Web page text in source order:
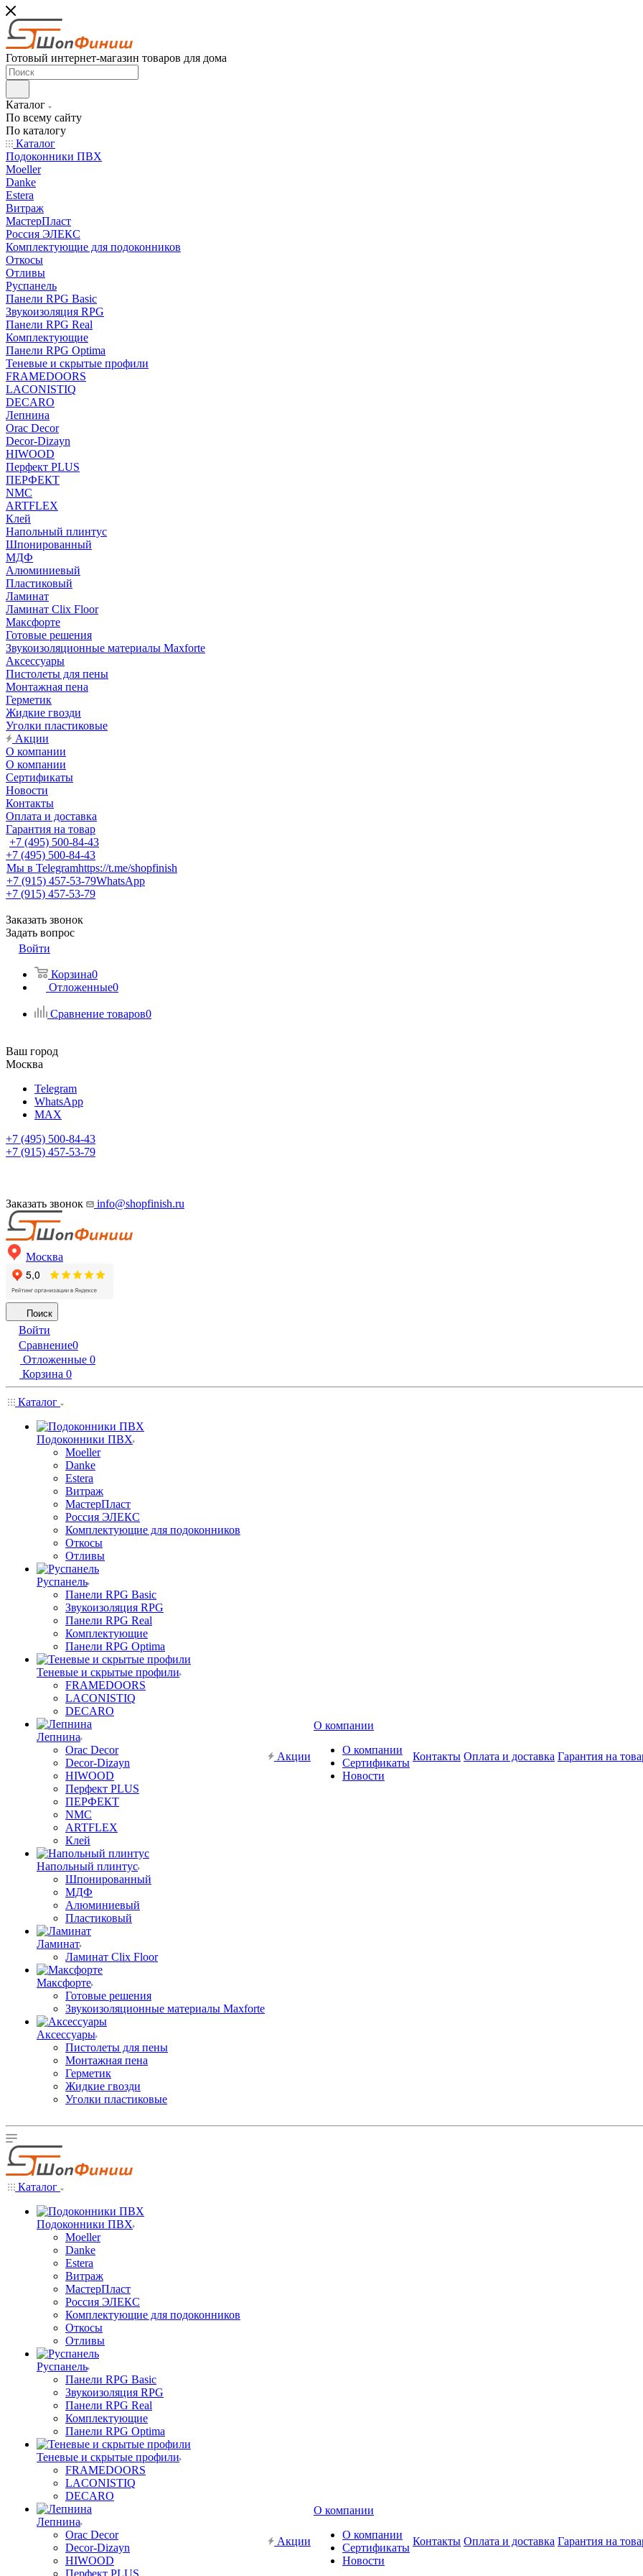
Готовый интернет-магазин товаров для дома
Каталог
По всему сайту
По каталогу
Каталог
Подоконники ПВХ
Moeller
Danke
Estera
Витраж
МастерПласт
Россия ЭЛЕКС
Комплектующие для подоконников
Откосы
Отливы
Руспанель
Панели RPG Basic
Звукоизоляция RPG
Панели RPG Real
Комплектующие
Панели RPG Optima
Теневые и скрытые профили
FRAMEDOORS
LACONISTIQ
DECARO
Лепнина
Orac Decor
Decor-Dizayn
HIWOOD
Перфект PLUS
ПЕРФЕКТ
NMC
ARTFLEX
Клей
Напольный плинтус
Шпонированный
МДФ
Алюминиевый
Пластиковый
Ламинат
Ламинат Clix Floor
Максфорте
Готовые решения
Звукоизоляционные материалы Maxforte
Аксессуары
Пистолеты для пены
Монтажная пена
Герметик
Жидкие гвозди
Уголки пластиковые
Акции
О компании
О компании
Сертификаты
Новости
Контакты
Оплата и доставка
Гарантия на товар
+7 (495) 500-84-43
+7 (495) 500-84-43
Мы в Telegramhttps://t.me/shopfinish
+7 (915) 457-53-79WhatsApp
+7 (915) 457-53-79
Заказать звонок
Задать вопрос
Войти
Корзина0
Отложенные0
Сравнение товаров0
Ваш город
Москва
Telegram
WhatsApp
MAX
+7 (495) 500-84-43
+7 (915) 457-53-79
Заказать звонок info@shopfinish.ru
Москва
Поиск
Войти
Сравнение0
Отложенные 0
Корзина 0
Каталог
Подоконники ПВХ
Moeller
Danke
Estera
Витраж
МастерПласт
Россия ЭЛЕКС
Комплектующие для подоконников
Откосы
Отливы
Руспанель
Панели RPG Basic
Звукоизоляция RPG
Панели RPG Real
Комплектующие
Панели RPG Optima
Теневые и скрытые профили
FRAMEDOORS
LACONISTIQ
DECARO
Лепнина
Orac Decor
Decor-Dizayn
HIWOOD
Перфект PLUS
ПЕРФЕКТ
NMC
ARTFLEX
Клей
Напольный плинтус
Шпонированный
МДФ
Алюминиевый
Пластиковый
Ламинат
Ламинат Clix Floor
Максфорте
Готовые решения
Звукоизоляционные материалы Maxforte
Аксессуары
Пистолеты для пены
Монтажная пена
Герметик
Жидкие гвозди
Уголки пластиковые
Акции
О компании
О компании
Сертификаты
Новости
Контакты Оплата и доставка Гарантия на
Каталог
Подоконники ПВХ
Moeller
Danke
Estera
Витраж
МастерПласт
Россия ЭЛЕКС
Комплектующие для подоконников
Откосы
Отливы
Руспанель
Панели RPG Basic
Звукоизоляция RPG
Панели RPG Real
Комплектующие
Панели RPG Optima
Теневые и скрытые профили
FRAMEDOORS
LACONISTIQ
DECARO
Лепнина
Orac Decor
Decor-Dizayn
HIWOOD
Перфект PLUS
Акции
О компании
О компании
Сертификаты
Новости
Контакты Оплата и доставка Гарантия на